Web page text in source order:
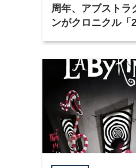
周年、アブストラ
ンがクロニクル「